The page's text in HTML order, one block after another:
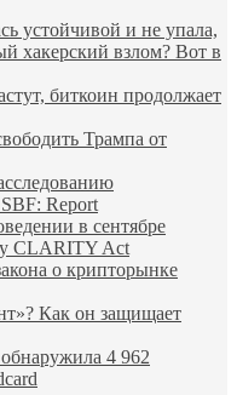
устойчивой и не упала,
хакерский взлом? Вот в
биткоин продолжает
Трампа от
Report
в сентябре
CLARITY Act
о крипторынке
Как он защищает
4 962